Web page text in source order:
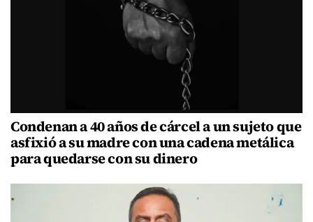
Condenan a 40 años de cárcel a un sujeto que
asfixió a su madre con una cadena metálica
para quedarse con su dinero